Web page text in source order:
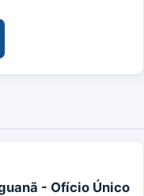
- Ofício Único